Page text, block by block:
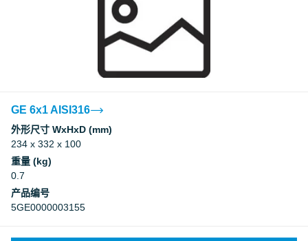
GE 6x1 AISI316
外形尺寸 WxHxD (mm)
234 x 332 x 100
重量 (kg)
0.7
产品编号
5GE0000003155